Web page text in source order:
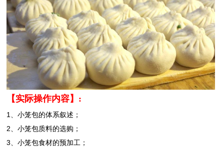
【实际操作内容】:
1、小笼包的体系叙述；
2、小笼包质料的选购；
3、小笼包食材的预加工；